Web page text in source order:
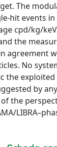
The
hit events in
cpd/kg/
the
agreement
No
the
by
the